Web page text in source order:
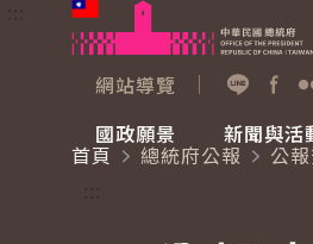
跳到主要內容
網站導覽
國政願景 新聞與活
首頁
總統府公報 公